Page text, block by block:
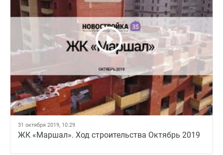
31 октября 2019, 10:29
ЖК «Маршал». Ход строительства Октябрь 2019